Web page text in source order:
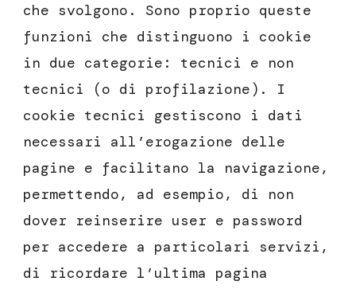
che svolgono. Sono proprio queste
funzioni che distinguono i cookie
in due categorie: tecnici e non
tecnici (o di profilazione). I
cookie tecnici gestiscono i dati
necessari all’erogazione delle
pagine e facilitano la navigazione,
permettendo, ad esempio, di non
dover reinserire user e password
per accedere a particolari servizi,
di ricordare l’ultima pagina